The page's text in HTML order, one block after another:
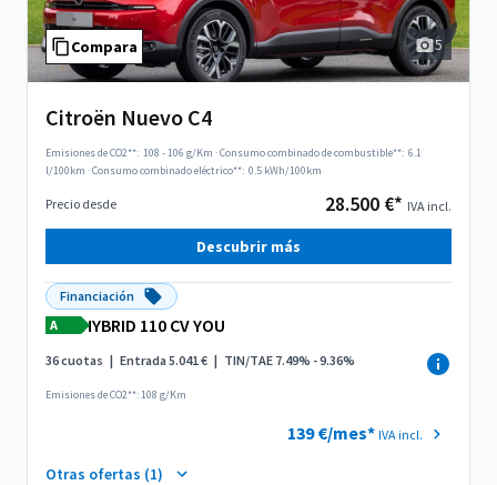
Compara 5
Citroën Nuevo C4
Emisiones de CO2**: 108 - 106 g/Km ·Consumo combinado de combustible**: 6.1
l/100km ·Consumo combinado eléctrico**: 0.5 kWh/100km
Precio desde 28.500 €* IVA incl.
Descubrir más
Financiación
A
HYBRID 110 CV YOU
36 cuotas | Entrada 5.041 € | TIN/TAE 7.49% - 9.36%
Emisiones de CO2**: 108 g/Km
139 €/mes* IVA incl.
Otras ofertas (1)